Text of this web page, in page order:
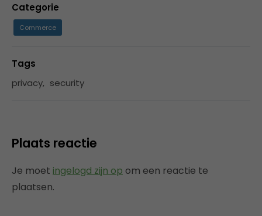
Categorie
Commerce
Tags
privacy, security
Plaats reactie
Je moet ingelogd zijn op om een reactie te
plaatsen.